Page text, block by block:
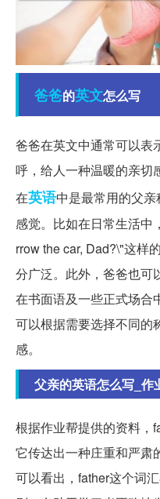
爸爸的英文怎么写
爸爸在英文中通常可以表
呼，给人一种温暖的亲切
在英语中是最常用的父
感觉。比如在日常生活中
rrow the car, Dad?\"这样
分广泛。此外，爸爸也可
在书面语及一些正式场合
可以根据需要选择不同的
感。
父亲的英语怎么写_作
根据作业帮提供的资料，
它传达出一种庄重和严肃
可以看出，father这个词